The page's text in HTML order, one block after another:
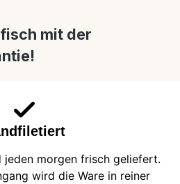
mit der
jeden morgen frisch geliefert.
wird die Ware in reiner